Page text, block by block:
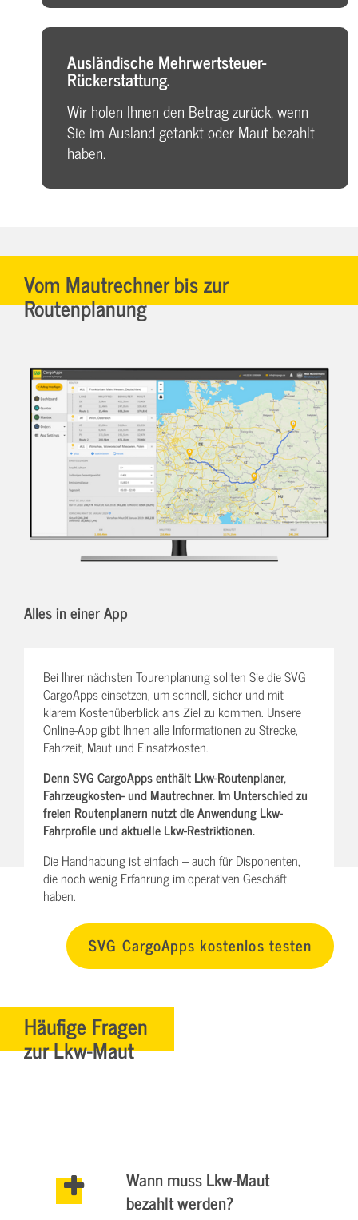
Ausländische Mehrwertsteuer-
Rückerstattung.
Wir holen Ihnen den Betrag zurück, wenn
Sie im Ausland getankt oder Maut bezahlt
haben.
Vom Mautrechner bis zur
Routenplanung
Alles in einer App
Bei Ihrer nächsten Tourenplanung sollten Sie die SVG
CargoApps einsetzen, um schnell, sicher und mit
klarem Kostenüberblick ans Ziel zu kommen. Unsere
Online-App gibt Ihnen alle Informationen zu Strecke,
Fahrzeit, Maut und Einsatzkosten.
Denn SVG CargoApps enthält Lkw-Routenplaner,
Fahrzeugkosten- und Mautrechner. Im Unterschied zu
freien Routenplanern nutzt die Anwendung Lkw-
Fahrprofile und aktuelle Lkw-Restriktionen.
Die Handhabung ist einfach – auch für Disponenten,
die noch wenig Erfahrung im operativen Geschäft
haben.
SVG CargoApps kostenlos testen
Häufige Fragen
zur Lkw-Maut
Wann muss Lkw-Maut
bezahlt werden?